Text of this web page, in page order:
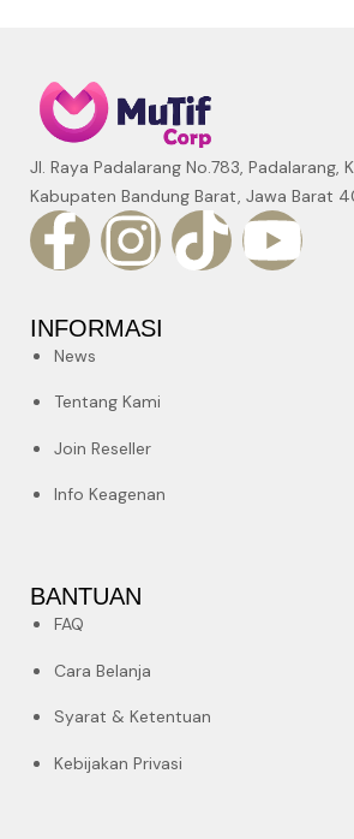
Jl. Raya Padalarang No.783, Padalarang,
Kabupaten Bandung Barat, Jawa Barat
INFORMASI
News
Tentang Kami
Join Reseller
Info Keagenan
BANTUAN
FAQ
Cara Belanja
Syarat & Ketentuan
Kebijakan Privasi